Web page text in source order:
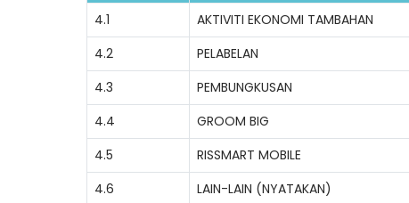
4.1
AKTIVITI EKONOMI TAMBAHAN
4.2
PELABELAN
4.3
PEMBUNGKUSAN
4.4
GROOM BIG
4.5
RISSMART MOBILE
4.6
LAIN-LAIN (NYATAKAN)